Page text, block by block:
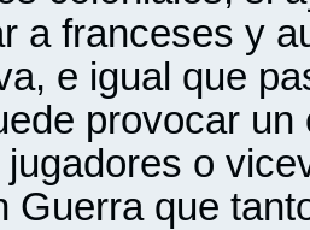
a franceses y
e igual que
provocar
jugadores o
Guerra que